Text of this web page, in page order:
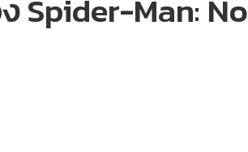
Spider-Man: No